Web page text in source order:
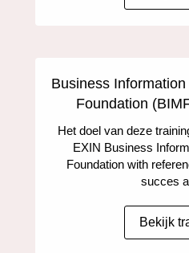
Business
Foundation
Het doel van deze
EXIN Business
Foundation with
succes
Bekijk